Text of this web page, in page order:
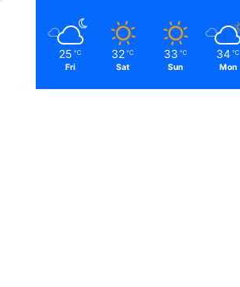
25 ℃
Fri
32 ℃
Sat
33 ℃
Sun
34 ℃
Mon